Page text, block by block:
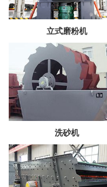
立式磨粉机
洗砂机